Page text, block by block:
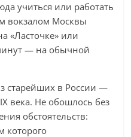
учиться или работать
вокзалом Москвы
«Ласточке» или
— на обычной
старейших в России —
века. Не обошлось без
обстоятельств:
которого